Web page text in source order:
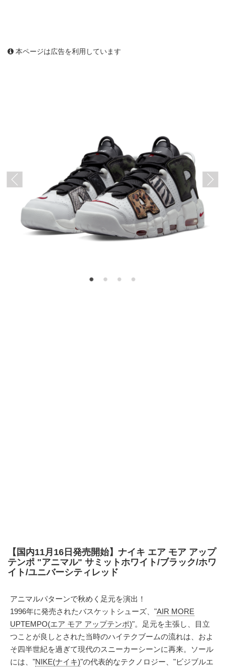
本ページは広告を利用しています
【国内11月16日発売開始】ナイキ エア モア アップ
テンポ "アニマル" サミットホワイト/ブラック/ホワ
イト/ユニバーシティレッド
アニマルパターンで秋めく足元を演出！
1996年に発売されたバスケットシューズ、"AIR MORE
UPTEMPO(エア モア アップテンポ)"。足元を主張し、目立
つことが良しとされた当時のハイテクブームの流れは、およ
そ四半世紀を過ぎて現代のスニーカーシーンに再来。ソール
には、"NIKE(ナイキ)"の代表的なテクノロジー、"ビジブルエ